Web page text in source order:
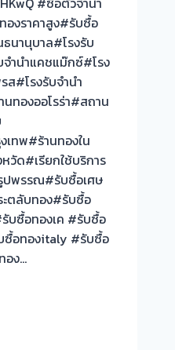
กษ์
องราคาสูง#รับซื้อ
นานุบาล#โรงรับ
ำนำแคชแม๊กซ์#โรง
ส#โรงรับจำนำ
ทองออโรร่า#สถาน
เทพ#ร้านทองใน
วัด#เรียกใช้บริการ
ปพรรณ#รับซื้อเศษ
ตลับทอง#รับซื้อ
บซื้อทองเค #รับซื้อ
ซื้อทองitaly #รับซื้อ
อง…